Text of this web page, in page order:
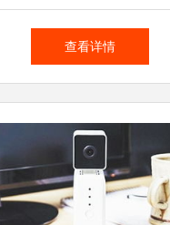
对应用软件开发的活化效
查看详情